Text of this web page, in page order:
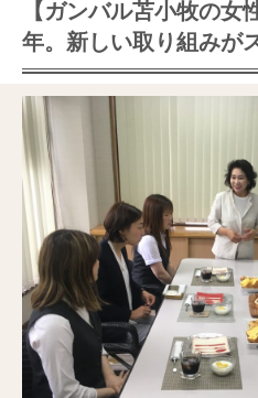
【ガンバル苫小牧の女
年。新しい取り組みが